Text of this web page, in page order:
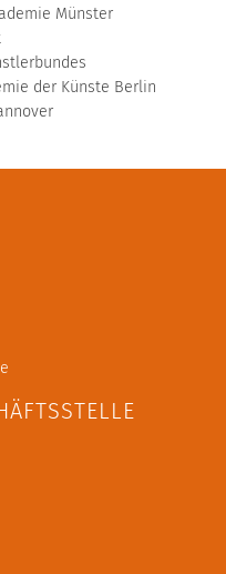
Münster
der Künste Berlin